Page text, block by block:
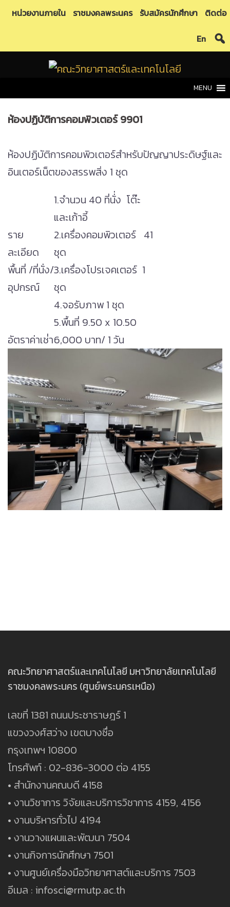
Skipหน่วยงานภายใน ราชมงคลพระนคร รับสมัครนักศึกษา ติดต่อ
En
MENU
ห้องปฏิบัติการคอมพิวเตอร์ 9901
ห้องปฏิบัติการคอมพิวเตอร์สำหรับปัญญาประดิษฐ์และ
อินเตอร์เน็ตของสรรพสิ่ง 1 ชุด
ราย
ละเอียด
พื้นที่ /ที่นั่ง/
อุปกรณ์
1.จำนวน 40 ที่นั่่ง โต๊ะ
และเก้าอี้
2.เครื่องคอมพิวเตอร์ 41
ชุด
3.เครื่องโปรเจคเตอร์ 1
ชุด
4.จอรับภาพ 1 ชุด
5.พื้นที่ 9.50 x 10.50
อัตราค่าเช่่า6,000 บาท/ 1 วัน
คณะวิทยาศาสตร์และเทคโนโลยี มหาวิทยาลัยเทคโนโลยี
ราชมงคลพระนคร (ศูนย์พระนครเหนือ)
เลขที่ 1381 ถนนประชาราษฎร์ 1
แขวงวงศ์สว่าง เขตบางซื่อ
กรุงเทพฯ 10800
โทรศัพท์ : 02-836-3000 ต่อ 4155
• สำนักงานคณบดี 4158
• งานวิชาการ วิจัยและบริการวิชาการ 4159, 4156
• งานบริหารทั่วไป 4194
• งานวางแผนและพัฒนา 7504
• งานกิจการนักศึกษา 7501
• งานศูนย์เครื่องมือวิทยาศาสต์และบริการ 7503
อีเมล : infosci@rmutp.ac.th